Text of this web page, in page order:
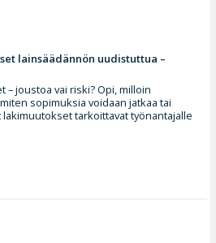
lainsäädännön uudistuttua –
joustoa vai riski? Opi, milloin
sopimuksia voidaan jatkaa tai
tarkoittavat työnantajalle